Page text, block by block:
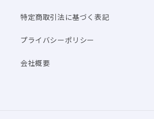
特定商取引法に基づく表記
プライバシーポリシー
会社概要